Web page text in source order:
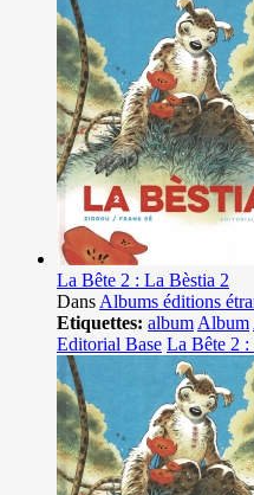
La Bête 2 : La Bèstia 2
Dans Albums éditions
Etiquettes: album Album
Editorial Base La Bête 2 :